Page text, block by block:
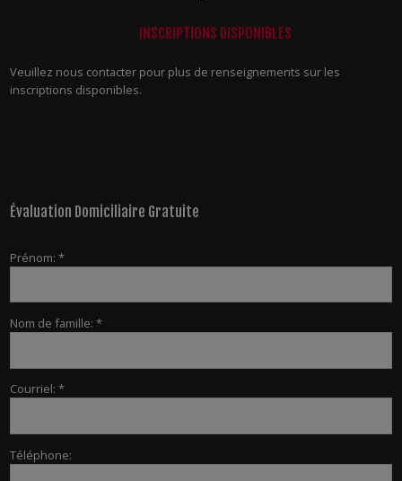
INSCRIPTIONS DISPONIBLES
Veuillez nous contacter pour plus de renseignements sur les
inscriptions disponibles.
Évaluation Domiciliaire Gratuite
Prénom: *
Nom de famille: *
Courriel: *
Téléphone: